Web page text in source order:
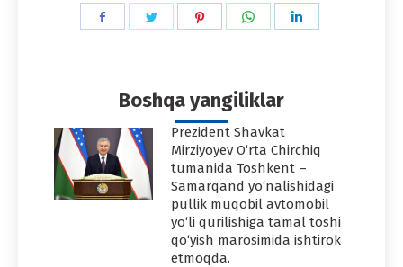
Share
Share
Share
Share
Boshqa yangiliklar
Prezident Shavkat
Mirziyoyev O‘rta Chirchiq
tumanida Toshkent –
Samarqand yo‘nalishidagi
pullik muqobil avtomobil
yo‘li qurilishiga tamal toshi
qo‘yish marosimida ishtirok
etmoqda.